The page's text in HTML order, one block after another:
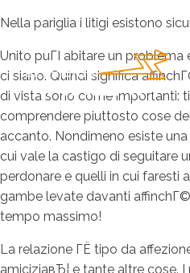
Nella pariglia i litigi esistono
Unito puГІ abitare un
ci siano. Quindi significa
di vista sono come importanti:
comprendere piuttosto cose
accanto. Nondimeno esiste
cui vale la castigo di seguitare
perdonare e quelli in cui faresti
gambe levate davanti
tempo massimo!
La relazione ГЁ tipo da
amiciziaвЂ¦ e tante altre cose.